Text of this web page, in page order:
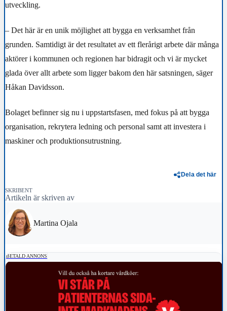
utveckling.
– Det här är en unik möjlighet att bygga en verksamhet från
grunden. Samtidigt är det resultatet av ett flerårigt arbete där många
aktörer i kommunen och regionen har bidragit och vi är mycket
glada över allt arbete som ligger bakom den här satsningen, säger
Håkan Davidsson.
Bolaget befinner sig nu i uppstartsfasen, med fokus på att bygga
organisation, rekrytera ledning och personal samt att investera i
maskiner och produktionsutrustning.
Dela det här
SKRIBENT
Artikeln är skriven av
Martina Ojala
BETALD ANNONS